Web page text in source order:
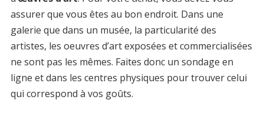
assurer que vous êtes au bon endroit. Dans une
galerie que dans un musée, la particularité des
artistes, les oeuvres d’art exposées et commercialisées
ne sont pas les mêmes. Faites donc un sondage en
ligne et dans les centres physiques pour trouver celui
qui correspond à vos goûts.